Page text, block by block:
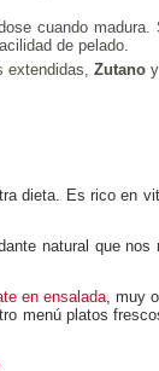
cuando madura.
de pelado.
extendidas, Zutano y
dieta. Es rico en
natural que nos
en ensalada, muy
menú platos